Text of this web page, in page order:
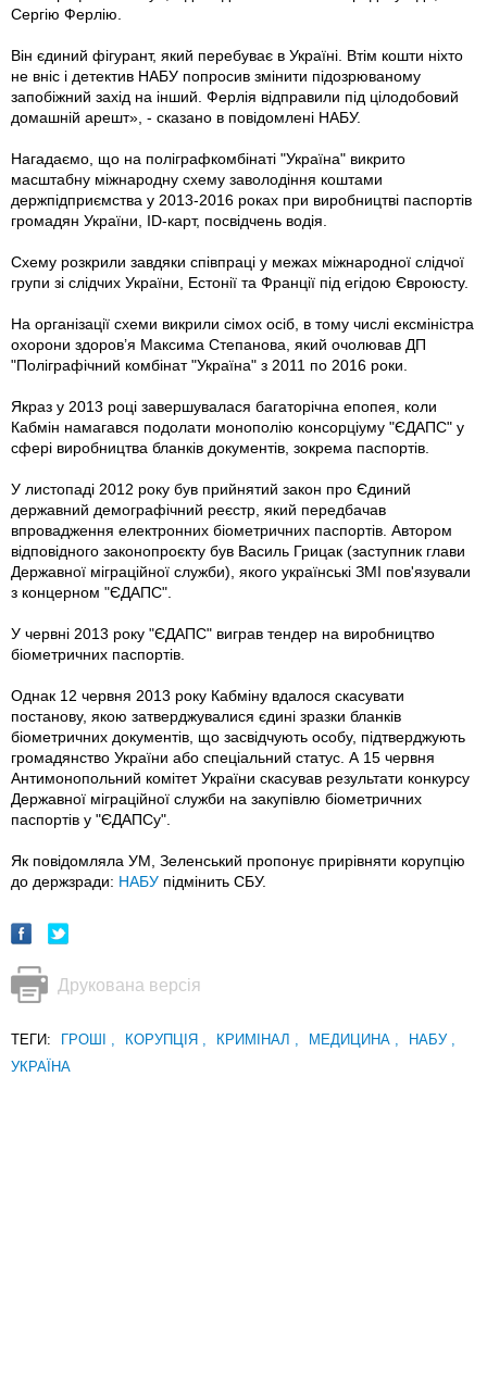
Сергію Ферлію.
Він єдиний фігурант, який перебуває в Україні. Втім кошти ніхто
не вніс і детектив НАБУ попросив змінити підозрюваному
запобіжний захід на інший. Ферлія відправили під цілодобовий
домашній арешт», - сказано в повідомлені НАБУ.
Нагадаємо, що на поліграфкомбінаті "Україна" викрито
масштабну міжнародну схему заволодіння коштами
держпідприємства у 2013-2016 роках при виробництві паспортів
громадян України, ID-карт, посвідчень водія.
Схему розкрили завдяки співпраці у межах міжнародної слідчої
групи зі слідчих України, Естонії та Франції під егідою Євроюсту.
На організації схеми викрили сімох осіб, в тому числі ексміністра
охорони здоров’я Максима Степанова, який очолював ДП
"Поліграфічний комбінат "Україна" з 2011 по 2016 роки.
Якраз у 2013 році завершувалася багаторічна епопея, коли
Кабмін намагався подолати монополію консорціуму "ЄДАПС" у
сфері виробництва бланків документів, зокрема паспортів.
У листопаді 2012 року був прийнятий закон про Єдиний
державний демографічний реєстр, який передбачав
впровадження електронних біометричних паспортів. Автором
відповідного законопроєкту був Василь Грицак (заступник глави
Державної міграційної служби), якого українські ЗМІ пов'язували
з концерном "ЄДАПС".
У червні 2013 року "ЄДАПС" виграв тендер на виробництво
біометричних паспортів.
Однак 12 червня 2013 року Кабміну вдалося скасувати
постанову, якою затверджувалися єдині зразки бланків
біометричних документів, що засвідчують особу, підтверджують
громадянство України або спеціальний статус. А 15 червня
Антимонопольний комітет України скасував результати конкурсу
Державної міграційної служби на закупівлю біометричних
паспортів у "ЄДАПСу".
Як повідомляла УМ, Зеленський пропонує прирівняти корупцію
до держзради: НАБУ підмінить СБУ.
Друкована версія
ТЕГИ: ГРОШІ КОРУПЦІЯ КРИМІНАЛ МЕДИЦИНА НАБУ
УКРАЇНА